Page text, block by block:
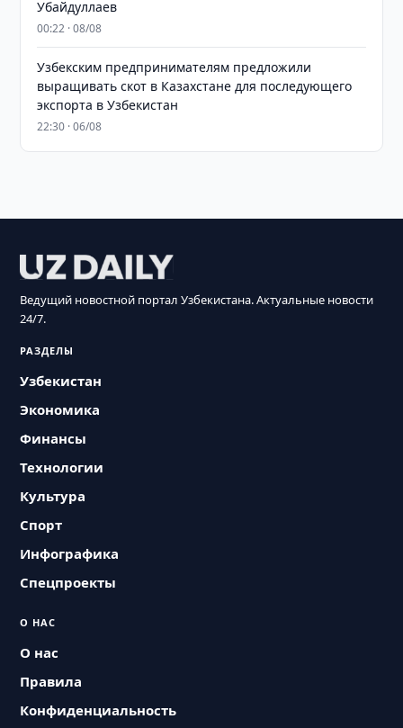
Убайдуллаев
00:22 · 08/08
Узбекским предпринимателям предложили
выращивать скот в Казахстане для последующего
экспорта в Узбекистан
22:30 · 06/08
Ведущий новостной портал Узбекистана. Актуальные новости
24/7.
РАЗДЕЛЫ
Узбекистан
Экономика
Финансы
Технологии
Культура
Спорт
Инфографика
Спецпроекты
О НАС
О нас
Правила
Конфиденциальность